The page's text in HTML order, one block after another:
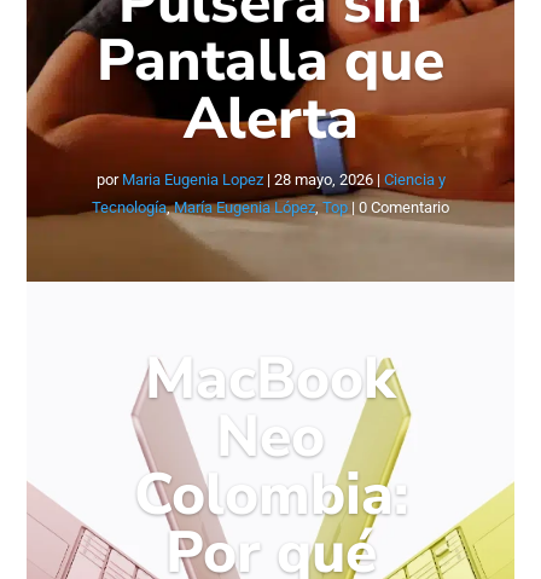
Pantalla que
Alerta
por Maria Eugenia Lopez| 28 mayo, 2026| Ciencia y
Tecnología,María Eugenia López, Top | 0 Comentario
MacBook
Neo
Colombia:
Por qué